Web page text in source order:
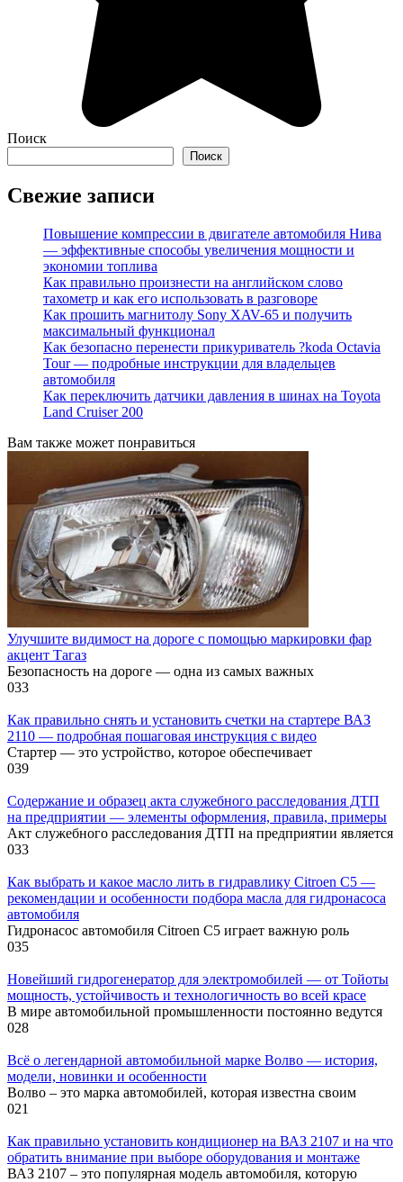
Поиск
Поиск
Свежие записи
Повышение компрессии в двигателе автомобиля Нива
— эффективные способы увеличения мощности и
экономии топлива
Как правильно произнести на английском слово
тахометр и как его использовать в разговоре
Как прошить магнитолу Sony XAV-65 и получить
максимальный функционал
Как безопасно перенести прикуриватель ?koda Octavia
Tour — подробные инструкции для владельцев
автомобиля
Как переключить датчики давления в шинах на Toyota
Land Cruiser 200
Вам также может понравиться
Улучшите видимост на дороге с помощью маркировки фар
акцент Тагаз
Безопасность на дороге — одна из самых важных
033
Как правильно снять и установить счетки на стартере ВАЗ
2110 — подробная пошаговая инструкция с видео
Стартер — это устройство, которое обеспечивает
039
Содержание и образец акта служебного расследования ДТП
на предприятии — элементы оформления, правила, примеры
Акт служебного расследования ДТП на предприятии является
033
Как выбрать и какое масло лить в гидравлику Citroen C5 —
рекомендации и особенности подбора масла для гидронасоса
автомобиля
Гидронасос автомобиля Citroen C5 играет важную роль
035
Новейший гидрогенератор для электромобилей — от Тойоты
мощность, устойчивость и технологичность во всей красе
В мире автомобильной промышленности постоянно ведутся
028
Всё о легендарной автомобильной марке Волво — история,
модели, новинки и особенности
Волво – это марка автомобилей, которая известна своим
021
Как правильно установить кондиционер на ВАЗ 2107 и на что
обратить внимание при выборе оборудования и монтаже
ВАЗ 2107 – это популярная модель автомобиля, которую